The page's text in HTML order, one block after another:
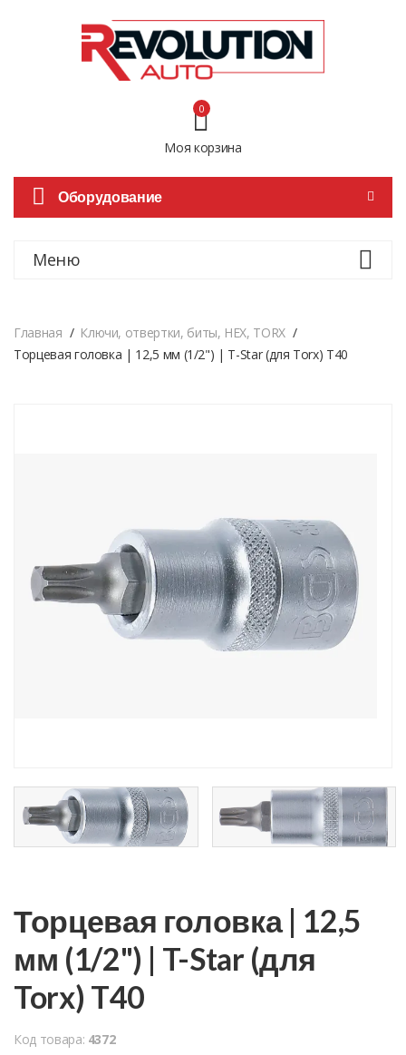
Моя корзина
0
Оборудование
Меню
Главная
Ключи, отвертки, биты, HEX, TORX
Торцевая головка | 12,5 мм (1/2") | T-Star (для Torx) T40
Торцевая головка | 12,5
мм (1/2") | T-Star (для
Torx) T40
Код товара: 4372